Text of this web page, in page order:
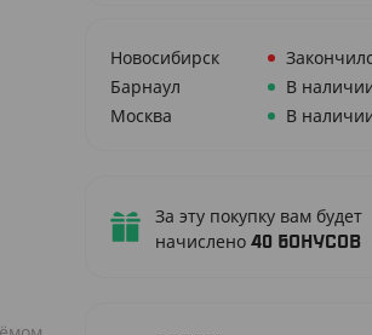
Новосибирск
Барнаул
В
Москва
В
За эту покупку вам будет
начислено 40 бонусов